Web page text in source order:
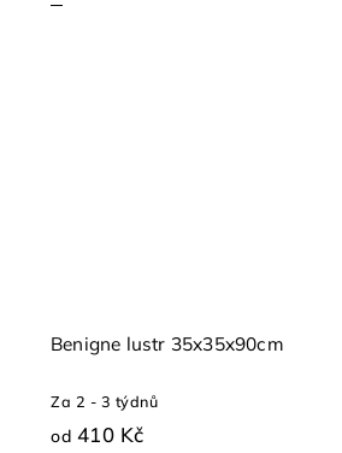
Benigne lustr 35x35x90cm
Za 2 - 3 týdnů
od 410 Kč